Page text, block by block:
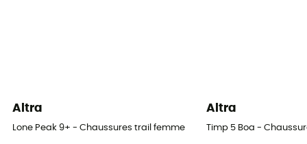
Altra
Lone Peak 9+ - Chaussures trail femme
Altra
Timp 5 Boa -